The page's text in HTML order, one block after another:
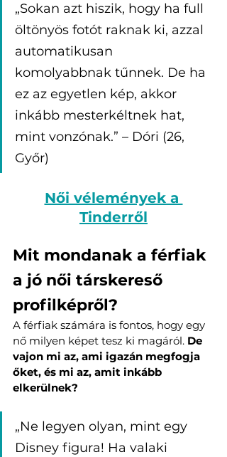
„Sokan azt hiszik, hogy ha full
öltönyös fotót raknak ki, azzal
automatikusan
komolyabbnak tűnnek. De ha
ez az egyetlen kép, akkor
inkább mesterkéltnek hat,
mint vonzónak.” – Dóri (26,
Győr)
Női vélemények a
Tinderről
Mit mondanak a férfiak
a jó női társkereső
profilképről?
A férfiak számára is fontos, hogy egy
nő milyen képet tesz ki magáról. De
vajon mi az, ami igazán megfogja
őket, és mi az, amit inkább
elkerülnek?
„Ne legyen olyan, mint egy
Disney figura! Ha valaki